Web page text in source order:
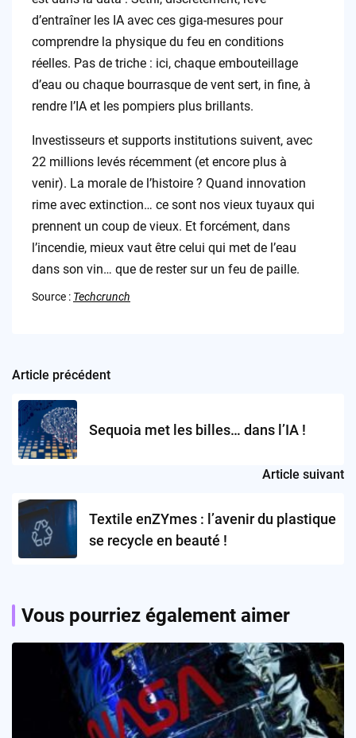
d’entraîner les IA avec ces giga-mesures pour
comprendre la physique du feu en conditions
réelles. Pas de triche : ici, chaque embouteillage
d’eau ou chaque bourrasque de vent sert, in fine, à
rendre l’IA et les pompiers plus brillants.
Investisseurs et supports institutions suivent, avec
22 millions levés récemment (et encore plus à
venir). La morale de l’histoire ? Quand innovation
rime avec extinction… ce sont nos vieux tuyaux qui
prennent un coup de vieux. Et forcément, dans
l’incendie, mieux vaut être celui qui met de l’eau
dans son vin… que de rester sur un feu de paille.
Source : Techcrunch
Post
navigation
Article précédent
Sequoia met les billes… dans l’IA !
Article suivant
Textile enZYmes : l’avenir du plastique
se recycle en beauté !
Vous pourriez également aimer